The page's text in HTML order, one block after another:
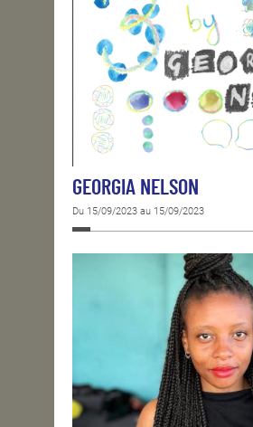
GEORGIA NELSON
Du 15/09/2023 au 15/09/2023